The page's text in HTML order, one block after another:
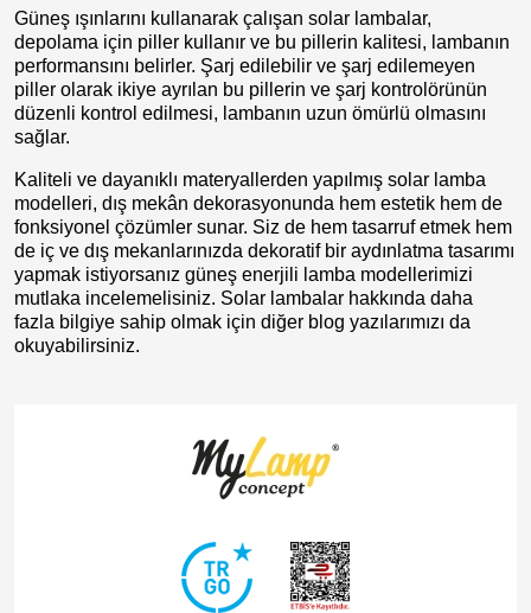
Güneş ışınlarını kullanarak çalışan solar lambalar,
depolama için piller kullanır ve bu pillerin kalitesi, lambanın
performansını belirler. Şarj edilebilir ve şarj edilemeyen
piller olarak ikiye ayrılan bu pillerin ve şarj kontrolörünün
düzenli kontrol edilmesi, lambanın uzun ömürlü olmasını
sağlar.
Kaliteli ve dayanıklı materyallerden yapılmış solar lamba
modelleri, dış mekân dekorasyonunda hem estetik hem de
fonksiyonel çözümler sunar. Siz de hem tasarruf etmek hem
de iç ve dış mekanlarınızda dekoratif bir aydınlatma tasarımı
yapmak istiyorsanız güneş enerjili lamba modellerimizi
mutlaka incelemelisiniz. Solar lambalar hakkında daha
fazla bilgiye sahip olmak için diğer blog yazılarımızı da
okuyabilirsiniz.